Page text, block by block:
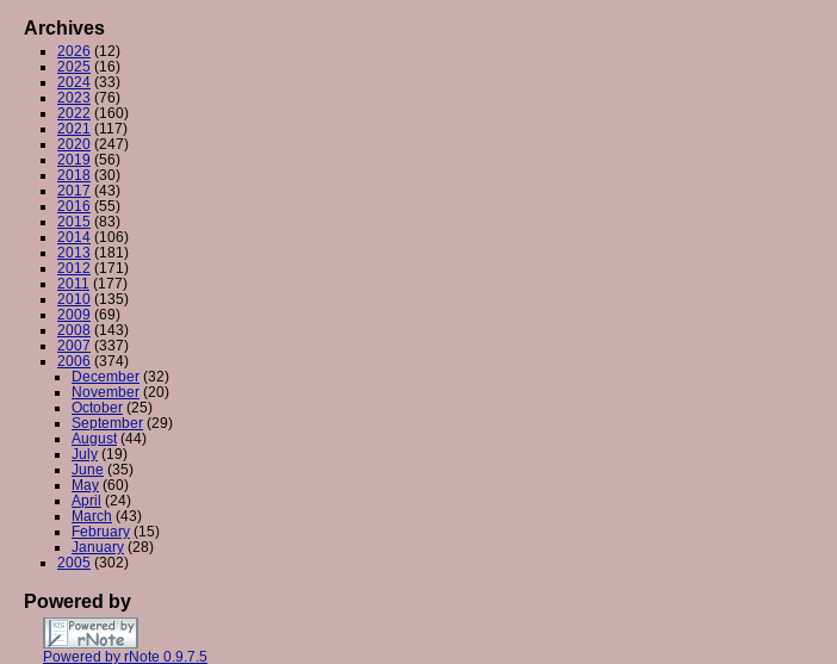
Archives
2026 (12)
2025 (16)
2024 (33)
2023 (76)
2022 (160)
2021 (117)
2020 (247)
2019 (56)
2018 (30)
2017 (43)
2016 (55)
2015 (83)
2014 (106)
2013 (181)
2012 (171)
2011 (177)
2010 (135)
2009 (69)
2008 (143)
2007 (337)
2006 (374)
December (32)
November (20)
October (25)
September (29)
August(44)
July (19)
June (35)
May (60)
April (24)
March (43)
February (15)
January (28)
2005 (302)
Powered by
Powered by rNote 0.9.7.5